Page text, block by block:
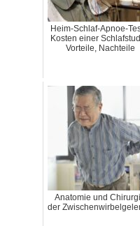
Heim-Schlaf-Apnoe-
Kosten einer
Vorteile, Nachteile
Anatomie und
der